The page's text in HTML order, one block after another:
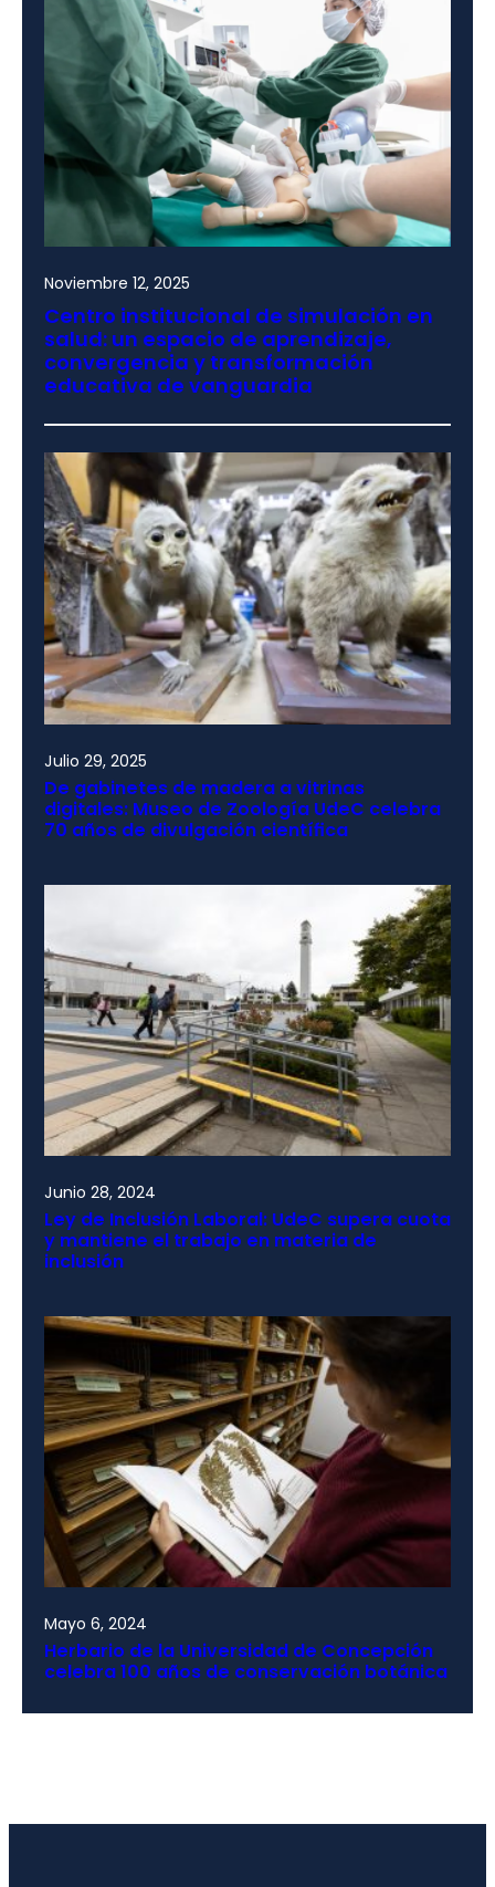
Noviembre 12, 2025
Centro institucional de simulación en
salud: un espacio de aprendizaje,
convergencia y transformación
educativa de vanguardia
Julio 29, 2025
De gabinetes de madera a vitrinas
digitales: Museo de Zoología UdeC celebra
70 años de divulgación científica
Junio 28, 2024
Ley de Inclusión Laboral: UdeC supera cuota
y mantiene el trabajo en materia de
inclusión
Mayo 6, 2024
Herbario de la Universidad de Concepción
celebra 100 años de conservación botánica